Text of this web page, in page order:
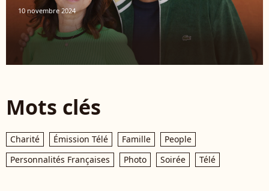
10 novembre 2024
Mots clés
Charité Émission Télé Famille
People
Personnalités Françaises
Photo Soirée Télé